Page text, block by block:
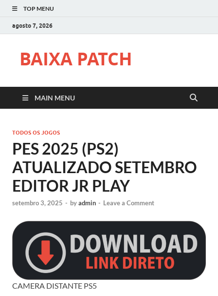
TOP MENU
agosto 7, 2026
BAIXA PATCH
MAIN MENU
TODOS OS JOGOS
PES 2025 (PS2)
ATUALIZADO SETEMBRO
EDITOR JR PLAY
setembro 3, 2025 - byadmin - Leave a Comment
CAMERA DISTANTE PS5